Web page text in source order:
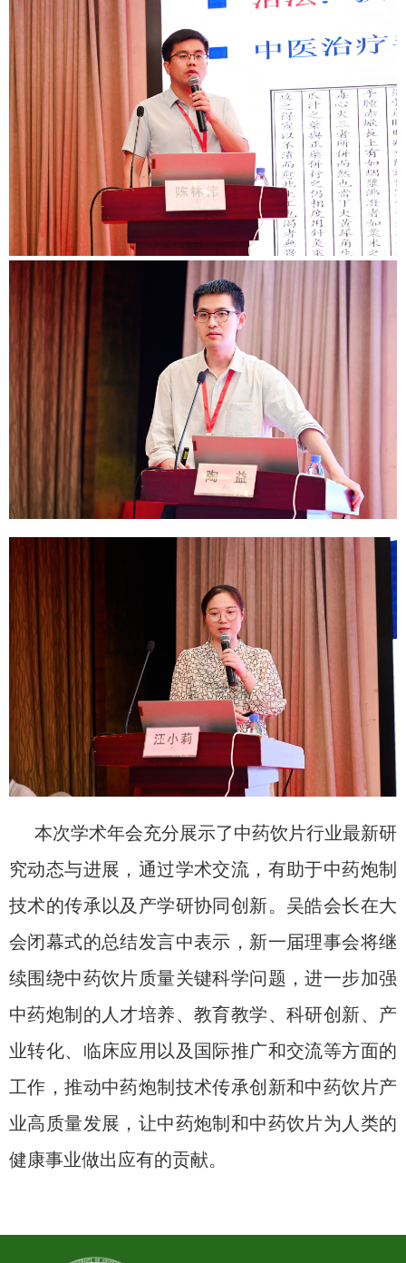
本次学术年会充分展示了中药饮片行业最新研
究动态与进展，通过学术交流，有助于中药炮制
技术的传承以及产学研协同创新。吴皓会长在大
会闭幕式的总结发言中表示，新一届理事会将继
续围绕中药饮片质量关键科学问题，进一步加强
中药炮制的人才培养、教育教学、科研创新、产
业转化、临床应用以及国际推广和交流等方面的
工作，推动中药炮制技术传承创新和中药饮片产
业高质量发展，让中药炮制和中药饮片为人类的
健康事业做出应有的贡献。